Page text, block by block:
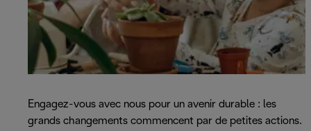
Engagez-vous avec nous pour un avenir durable : les
grands changements commencent par de petites actions.